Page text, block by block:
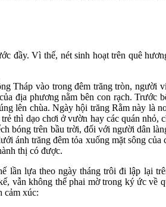
đầy. Vì thế, nét sinh hoạt trên quê
Tháp vào trong đêm trăng tròn, người
địa phương nằm bên con rạch. Trước
lên chùa. Ngày hội trăng Rằm này là
thì dạo chơi ở vườn hay các quán
bóng trên bầu trời, đối với người dân
ánh trăng đêm tỏa xuống mặt sông
thị có được.
lần lựa theo ngày tháng trôi đi lập lại
vẫn không thể phai mờ trong ký ức về
cảm xúc: